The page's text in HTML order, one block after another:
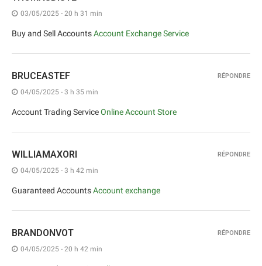
03/05/2025 - 20 h 31 min
Buy and Sell AccountsAccount Exchange Service
BRUCEASTEF
04/05/2025 - 3 h 35 min
Account Trading ServiceOnline Account Store
RÉPONDRE
WILLIAMAXORI
04/05/2025 - 3 h 42 min
Guaranteed AccountsAccount exchange
RÉPONDRE
BRANDONVOT
04/05/2025 - 20 h 42 min
RÉPONDRE